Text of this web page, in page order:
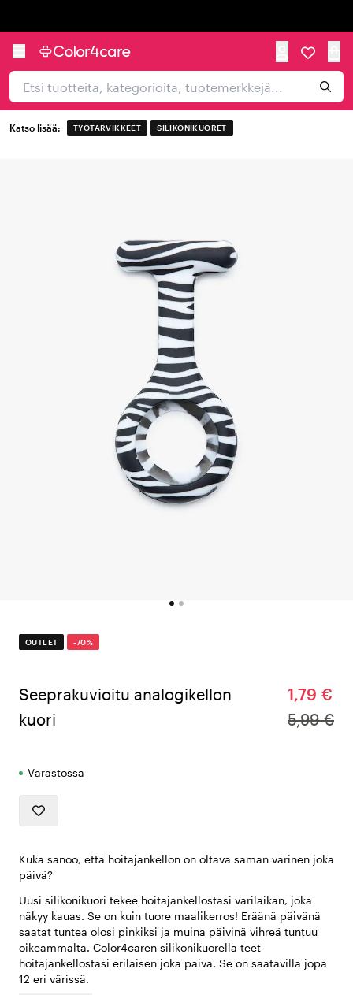
Katso lisää: TYÖTARVIKKEET SILIKONIKUORET
OUTLET -70%
Seeprakuvioitu analogikellon
kuori
1,79 €
5,99 €
Varastossa
Kuka sanoo, että hoitajankellon on oltava saman värinen joka
päivä?
Uusi silikonikuori tekee hoitajankellostasi väriläikän, joka
näkyy kauas. Se on kuin tuore maalikerros! Eräänä päivänä
saatat tuntea olosi pinkiksi ja muina päivinä vihreä tuntuu
oikeammalta. Color4caren silikonikuorella teet
hoitajankellostasi erilaisen joka päivä. Se on saatavilla jopa
12 eri värissä.